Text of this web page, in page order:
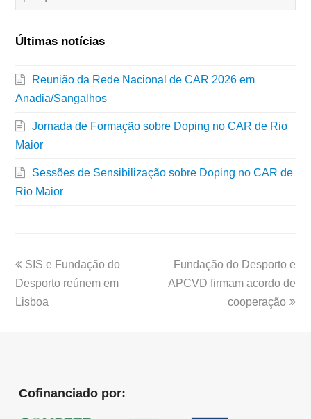
Últimas notícias
Reunião da Rede Nacional de CAR 2026 em
Anadia/Sangalhos
Jornada de Formação sobre Doping no CAR de Rio
Maior
Sessões de Sensibilização sobre Doping no CAR de
Rio Maior
Fundação do Desporto e
APCVD firmam acordo de
cooperação
SIS e Fundação do
Desporto reúnem em
Lisboa
Cofinanciado por: